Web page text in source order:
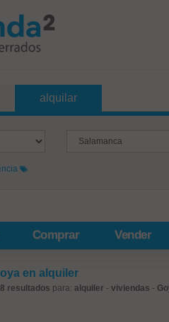
alquilar
Comprar Vender
en alquiler
resultados para: alquiler - viviendas -